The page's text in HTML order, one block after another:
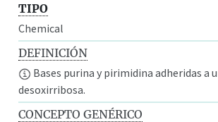
TIPO
Chemical
DEFINICIÓN
Bases purina y pirimidina adheridas a
desoxirribosa.
CONCEPTO GENÉRICO